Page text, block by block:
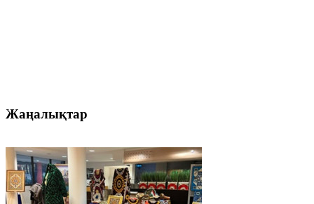
Жаңалықтар